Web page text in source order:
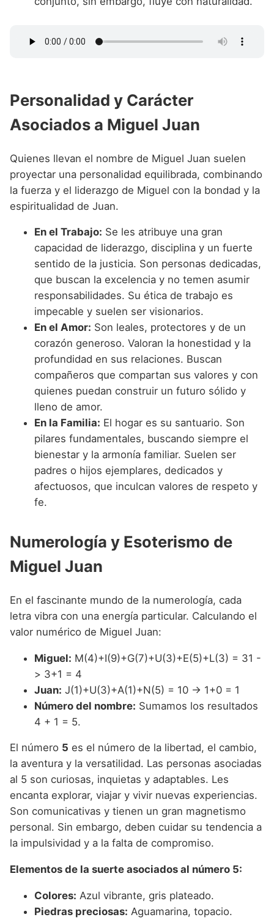
Personalidad y Carácter
Asociados a Miguel Juan
Quienes llevan el nombre de Miguel Juan suelen
proyectar una personalidad equilibrada, combinando
la fuerza y el liderazgo de Miguel con la bondad y la
espiritualidad de Juan.
En el Trabajo: Se les atribuye una gran
capacidad de liderazgo, disciplina y un fuerte
sentido de la justicia. Son personas dedicadas,
que buscan la excelencia y no temen asumir
responsabilidades. Su ética de trabajo es
impecable y suelen ser visionarios.
En el Amor: Son leales, protectores y de un
corazón generoso. Valoran la honestidad y la
profundidad en sus relaciones. Buscan
compañeros que compartan sus valores y con
quienes puedan construir un futuro sólido y
lleno de amor.
En la Familia: El hogar es su santuario. Son
pilares fundamentales, buscando siempre el
bienestar y la armonía familiar. Suelen ser
padres o hijos ejemplares, dedicados y
afectuosos, que inculcan valores de respeto y
fe.
Numerología y Esoterismo de
Miguel Juan
En el fascinante mundo de la numerología, cada
letra vibra con una energía particular. Calculando el
valor numérico de Miguel Juan:
Miguel: M(4)+I(9)+G(7)+U(3)+E(5)+L(3) = 31 -
> 3+1 = 4
Juan: J(1)+U(3)+A(1)+N(5) = 10 -> 1+0 = 1
Número del nombre: Sumamos los resultados
4 + 1 = 5.
El número 5 es el número de la libertad, el cambio,
la aventura y la versatilidad. Las personas asociadas
al 5 son curiosas, inquietas y adaptables. Les
encanta explorar, viajar y vivir nuevas experiencias.
Son comunicativas y tienen un gran magnetismo
personal. Sin embargo, deben cuidar su tendencia a
la impulsividad y a la falta de compromiso.
Elementos de la suerte asociados al número 5:
Colores: Azul vibrante, gris plateado.
Piedras preciosas: Aguamarina, topacio.